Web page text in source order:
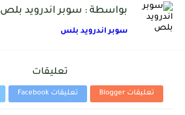
بواسطة : سوبر اندرويد بلص
سوبر اندرويد بلس
تعليقات
تعليقات Blogger تعليقات Facebook